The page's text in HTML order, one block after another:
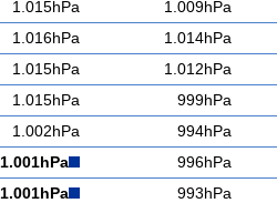
1.015hPa 1.009hPa
1.016hPa 1.014hPa
1.015hPa 1.012hPa
1.015hPa 999hPa
1.002hPa 994hPa
1.001hPa 996hPa
1.001hPa 993hPa